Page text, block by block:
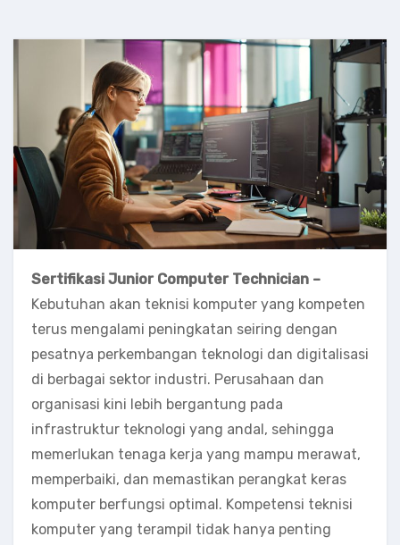
Sertifikasi Junior Computer Technician –
Kebutuhan akan teknisi komputer yang kompeten
terus mengalami peningkatan seiring dengan
pesatnya perkembangan teknologi dan digitalisasi
di berbagai sektor industri. Perusahaan dan
organisasi kini lebih bergantung pada
infrastruktur teknologi yang andal, sehingga
memerlukan tenaga kerja yang mampu merawat,
memperbaiki, dan memastikan perangkat keras
komputer berfungsi optimal. Kompetensi teknisi
komputer yang terampil tidak hanya penting